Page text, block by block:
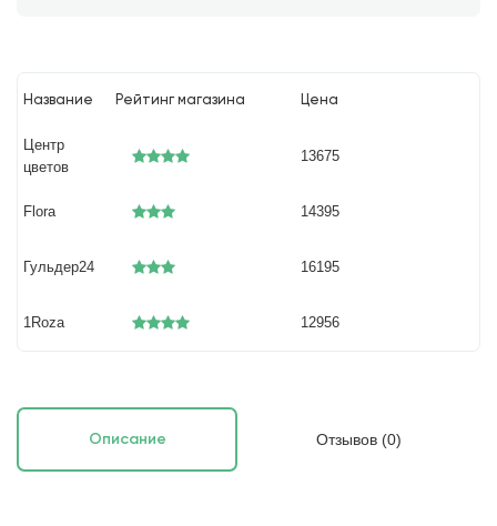
Название Рейтинг магазина Цена
Центр
цветов
13675
Flora 14395
Гульдер24 16195
1Roza 12956
Описание Отзывов (0)